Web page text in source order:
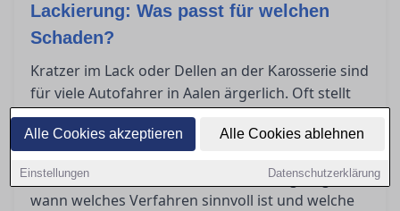
Alle Cookies akzeptieren Alle Cookies ablehnen
Einstellungen Datenschutzerklärung
Lackierung: Was passt für welchen
Schaden?
Kratzer im Lack oder Dellen an der Karosserie sind
für viele Autofahrer in Aalen ärgerlich. Oft stellt
sich die Frage, ob Smart Repair ausreicht oder
eine klassische Lackierung nötig ist. In diesem
Ratgeber werden die Vor- und Nachteile beider
Methoden beleuchtet, um Orientierung zu geben,
wann welches Verfahren sinnvoll ist und welche